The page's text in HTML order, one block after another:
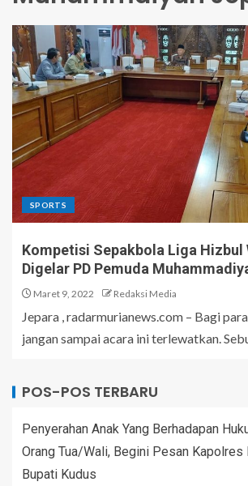
SPORTS
Kompetisi Sepakbola Liga Hizbul
Digelar PD Pemuda
Maret 9, 2022 Redaksi Media
Jepara , radarmurianews.com – Bagi
jangan sampai acara ini terlewatkan.
POS-POS TERBARU
Penyerahan Anak Yang Berhadapan
Orang Tua/Wali, Begini Pesan Kapolres
Bupati Kudus